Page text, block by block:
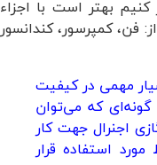
بهتر است با اجزاء
فن، کمپرسور، کندانسور
مهمی در کیفیت
گونه‌ای که می‌توان
اجنرال جهت کار
استفاده قرار